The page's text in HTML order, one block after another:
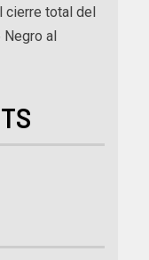
total del
al